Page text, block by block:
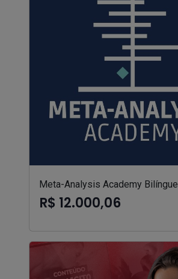
Meta-Analysis Academy Bilíngue
R$ 12.000,06